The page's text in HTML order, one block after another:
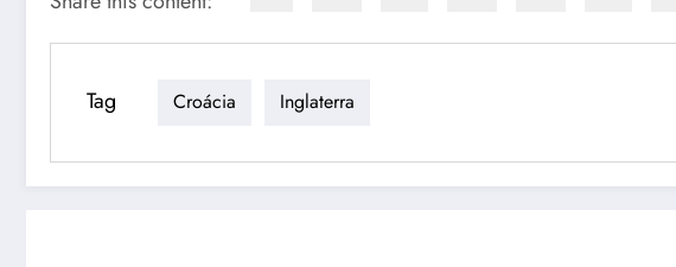
Tag Croácia Inglaterra